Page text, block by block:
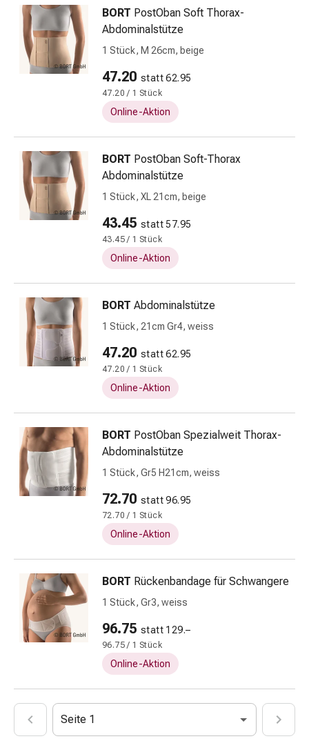
Mundtrockenheit
(Xerostomie)
Munddesinfektionsmittel
Aphten
Mundentzündungen
Kopfhautpflege
Kopfläuse
Beauty
&
Gesichtspflege
Augenpflege
Gesichtspeeling
Gesichtsmasken
Gesichtsreinigungs-
Accessoire
Kosmetiktücher
Kosmetikbedarf
Nachtcreme
Serum
&
Gesichtskur
Gesichtscreme
Gesichtswasser
Gesichtsöl
Pflegeapparate
Zubehör
Haarpflege
Conditioner
Haarbürste
Kamm
Haaröl
BORT PostOban Soft Thorax-
Abdominalstütze
1 Stück, M 26cm, beige
47.20 statt 62.95
47.20 / 1 Stück
Online-Aktion
BORT PostOban Soft-Thorax
Abdominalstütze
1 Stück, XL 21cm, beige
43.45 statt 57.95
43.45 / 1 Stück
Online-Aktion
BORT Abdominalstütze
1 Stück, 21cm Gr4, weiss
47.20 statt 62.95
47.20 / 1 Stück
Online-Aktion
BORT PostOban Spezialweit Thorax-
Abdominalstütze
1 Stück, Gr5 H21cm, weiss
72.70 statt 96.95
72.70 / 1 Stück
Online-Aktion
BORT Rückenbandage für Schwangere
1 Stück, Gr3, weiss
96.75 statt 129.–
96.75 / 1 Stück
Online-Aktion
Seite 1